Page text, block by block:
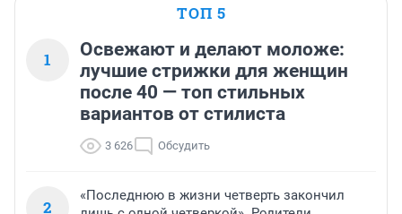
ТОП 5
1
Освежают и делают моложе:
лучшие стрижки для женщин
после 40 — топ стильных
вариантов от стилиста
3 626 Обсудить
2
«Последнюю в жизни четверть закончил